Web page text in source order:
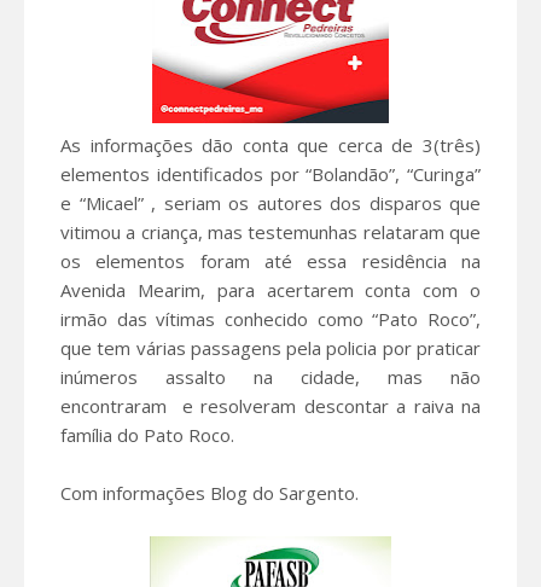
As informações dão conta que cerca de 3(três)
elementos identificados por “Bolandão”, “Curinga”
e “Micael” , seriam os autores dos disparos que
vitimou a criança, mas testemunhas relataram que
os elementos foram até essa residência na
Avenida Mearim, para acertarem conta com o
irmão das vítimas conhecido como “Pato Roco”,
que tem várias passagens pela policia por praticar
inúmeros assalto na cidade, mas não
encontraram e resolveram descontar a raiva na
família do Pato Roco.
Com informações Blog do Sargento.